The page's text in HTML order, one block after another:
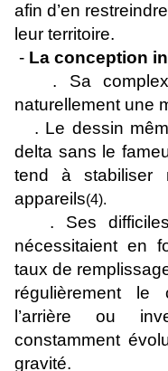
afin d’en
leur territoire.
- La conception
. Sa
naturellement une
. Le dessin
delta sans le
tend à stabiliser
appareils(4).
. Ses difficiles
nécessitaient en
taux de
régulièrement le
l’arrière ou
constamment
gravité.